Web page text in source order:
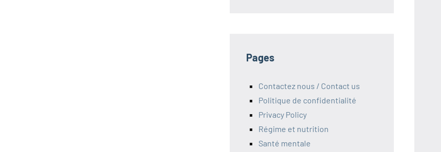
Pages
Contactez nous / Contact us
Politique de confidentialité
Privacy Policy
Régime et nutrition
Santé mentale